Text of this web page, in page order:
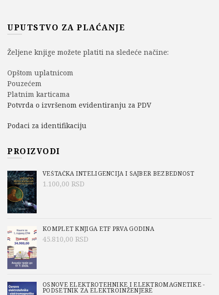
UPUTSTVO ZA PLAĆANJE
Željene knjige možete platiti na sledeće načine:
Opštom uplatnicom
Pouzećem
Platnim karticama
Potvrda o izvršenom evidentiranju za PDV
Podaci za identifikaciju
PROIZVODI
VEŠTAČKA INTELIGENCIJA I SAJBER BEZBEDNOST
1.100,00 RSD
KOMPLET KNJIGA ETF PRVA GODINA
45.810,00 RSD
OSNOVE ELEKTROTEHNIKE I ELEKTROMAGNETIKE -
PODSETNIK ZA ELEKTROINŽENJERE